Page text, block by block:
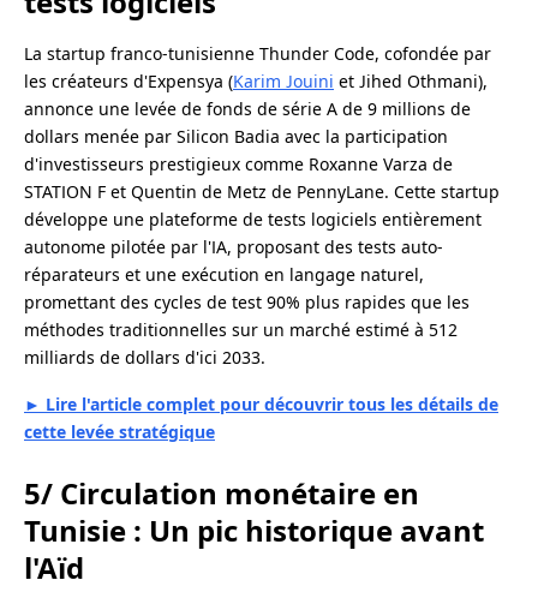
La startup franco-tunisienne Thunder Code, cofondée par
les créateurs d'Expensya (Karim Jouini et Jihed Othmani),
annonce une levée de fonds de série A de 9 millions de
dollars menée par Silicon Badia avec la participation
d'investisseurs prestigieux comme Roxanne Varza de
STATION F et Quentin de Metz de PennyLane. Cette startup
développe une plateforme de tests logiciels entièrement
autonome pilotée par l'IA, proposant des tests auto-
réparateurs et une exécution en langage naturel,
promettant des cycles de test 90% plus rapides que les
méthodes traditionnelles sur un marché estimé à 512
milliards de dollars d'ici 2033.
► Lire l'article complet pour découvrir tous les détails de
cette levée stratégique
5/ Circulation monétaire en
Tunisie : Un pic historique avant
l'Aïd